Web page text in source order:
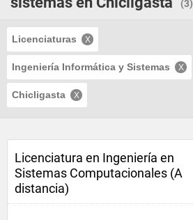
(3)
Licenciaturas
Ingeniería Informática y Sistemas
Chicligasta
Licenciatura en Ingeniería en
Sistemas Computacionales (A
distancia)